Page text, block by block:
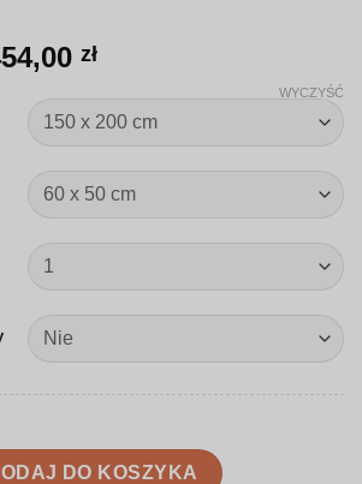
złZakres
od
238,00 zł
do
454,00 zł
WYCZYŚĆ
fale w stylu line art | AB024
DO KOSZYKA